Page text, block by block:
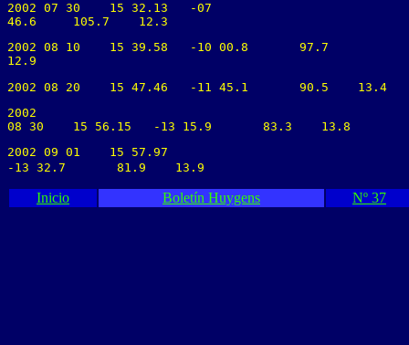
2002 07 30    15 32.13   -07
46.6     105.7    12.3
2002 08 10    15 39.58   -10 00.8       97.7
12.9
2002 08 20    15 47.46   -11 45.1       90.5    13.4
2002
08 30    15 56.15   -13 15.9       83.3    13.8
2002 09 01    15 57.97
-13 32.7       81.9    13.9
Inicio Boletín Huygens Nº 37